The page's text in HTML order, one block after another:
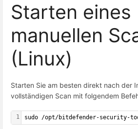
Starten eines
manuellen
(Linux)
Starten Sie am besten direkt nach der
vollständigen Scan mit folgendem
1 sudo /opt/bitdefender-security-